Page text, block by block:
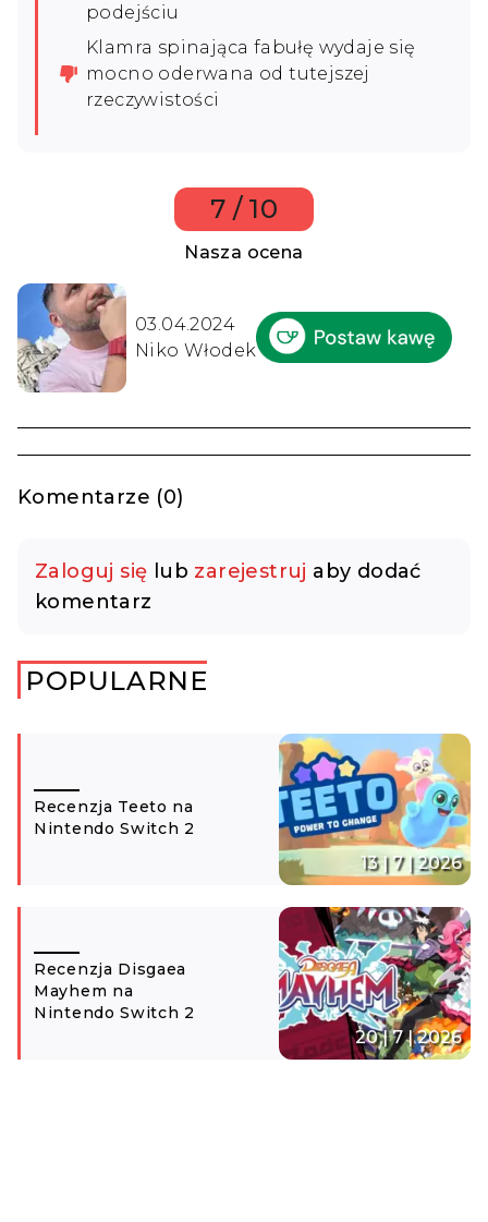
podejściu
Klamra spinająca fabułę wydaje się
mocno oderwana od tutejszej
rzeczywistości
7 / 10
Nasza ocena
03.04.2024
Niko Włodek
Komentarze (0)
Zaloguj się lub zarejestruj aby dodać
komentarz
POPULARNE
Recenzja Teeto na
Nintendo Switch 2
13 | 7 | 2026
Recenzja Disgaea
Mayhem na
Nintendo Switch 2
20 | 7 | 2026